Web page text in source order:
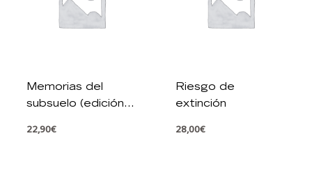
Memorias del
subsuelo (edición
22,90€
Riesgo de
extinción
28,00€